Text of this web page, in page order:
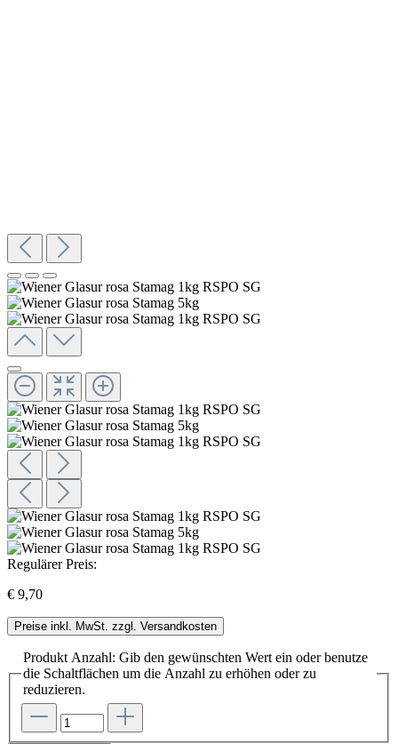
Regulärer Preis:
€ 9,70
Preise inkl. MwSt. zzgl. Versandkosten
Produkt Anzahl: Gib den gewünschten Wert ein oder benutze
die Schaltflächen um die Anzahl zu erhöhen oder zu
reduzieren.